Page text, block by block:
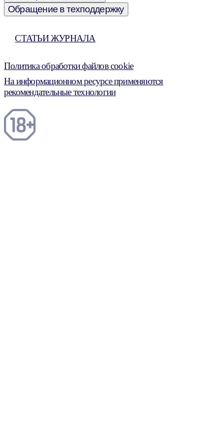
Обращение в техподдержку
СТАТЬИ ЖУРНАЛА
Политика обработки файлов cookie
На информационном ресурсе применяются
рекомендательные технологии